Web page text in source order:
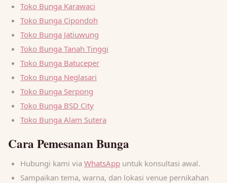
Toko Bunga Karawaci
Toko Bunga Cipondoh
Toko Bunga Jatiuwung
Toko Bunga Tanah Tinggi
Toko Bunga Batuceper
Toko Bunga Neglasari
Toko Bunga Serpong
Toko Bunga BSD City
Toko Bunga Alam Sutera
Cara Pemesanan Bunga
Hubungi kami via WhatsApp untuk konsultasi awal.
Sampaikan tema, warna, dan lokasi venue pernikahan